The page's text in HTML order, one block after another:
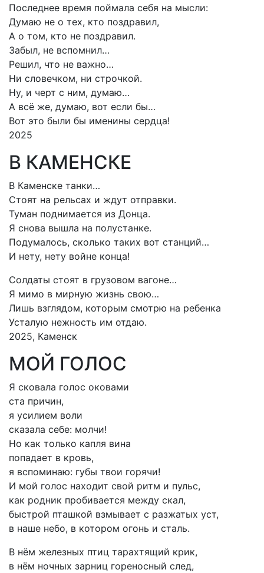
Последнее время поймала себя на мысли:
Думаю не о тех, кто поздравил,
А о том, кто не поздравил.
Забыл, не вспомнил…
Решил, что не важно…
Ни словечком, ни строчкой.
Ну, и черт с ним, думаю…
А всё же, думаю, вот если бы…
Вот это были бы именины сердца!
2025
В КАМЕНСКЕ
В Каменске танки…
Стоят на рельсах и ждут отправки.
Туман поднимается из Донца.
Я снова вышла на полустанке.
Подумалось, сколько таких вот станций…
И нету, нету войне конца!
Солдаты стоят в грузовом вагоне…
Я мимо в мирную жизнь свою…
Лишь взглядом, которым смотрю на ребенка
Усталую нежность им отдаю.
2025, Каменск
МОЙ ГОЛОС
Я сковала голос оковами
ста причин,
я усилием воли
сказала себе: молчи!
Но как только капля вина
попадает в кровь,
я вспоминаю: губы твои горячи!
И мой голос находит свой ритм и пульс,
как родник пробивается между скал,
быстрой пташкой взмывает с разжатых уст,
в наше небо, в котором огонь и сталь.
В нём железных птиц тарахтящий крик,
в нём ночных зарниц гореносный след,